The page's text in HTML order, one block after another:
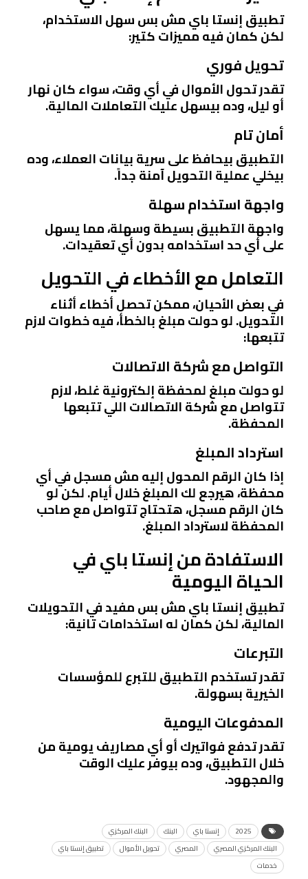
تطبيق إنستا باي مش بس سهل الاستخدام،
لكن كمان فيه مميزات كتير:
تحويل فوري
تقدر تحول الأموال في أي وقت، سواء كان نهار
أو ليل، وده بيسهل عليك التعاملات المالية.
أمان تام
التطبيق بيحافظ على سرية بيانات العملاء، وده
بيخلي عملية التحويل آمنة جداً.
واجهة استخدام سهلة
واجهة التطبيق بسيطة وسهلة، مما يسهل
على أي حد استخدامه بدون أي تعقيدات.
التعامل مع الأخطاء في التحويل
في بعض الأحيان، ممكن تحصل أخطاء أثناء
التحويل. لو حولت مبلغ بالخطأ، فيه خطوات لازم
تتبعها:
التواصل مع شركة الاتصالات
لو حولت مبلغ لمحفظة إلكترونية غلط، لازم
تتواصل مع شركة الاتصالات اللي تتبعها
المحفظة.
استرداد المبلغ
إذا كان الرقم المحول إليه مش مسجل في أي
محفظة، هيرجع لك المبلغ خلال أيام. لكن لو
كان الرقم مسجل، هتحتاج تتواصل مع صاحب
المحفظة لاسترداد المبلغ.
الاستفادة من إنستا باي في
الحياة اليومية
تطبيق إنستا باي مش بس مفيد في التحويلات
المالية، لكن كمان له استخدامات تانية:
التبرعات
تقدر تستخدم التطبيق للتبرع للمؤسسات
الخيرية بسهولة.
المدفوعات اليومية
تقدر تدفع فواتيرك أو أي مصاريف يومية من
خلال التطبيق، وده بيوفر عليك الوقت
والمجهود.
2025 إنستا باي البنك
البنك المركزي
البنك المركزي المصري
المصري تحويل الأموال
تطبيق إنستا باي
خدمات